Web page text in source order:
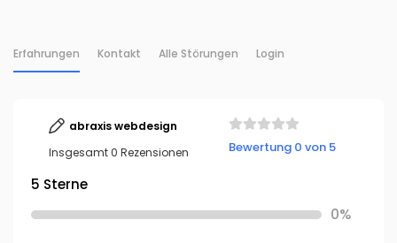
Erfahrungen Kontakt Alle Störungen Login
abraxis webdesign
Insgesamt 0 Rezensionen
Bewertung 0 von 5
5 Sterne
0%